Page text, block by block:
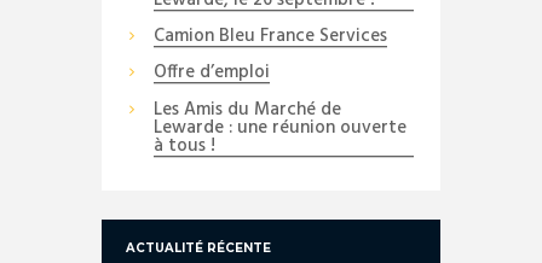
Camion Bleu France Services
Offre d’emploi
Les Amis du Marché de
Lewarde : une réunion ouverte
à tous !
ACTUALITÉ RÉCENTE